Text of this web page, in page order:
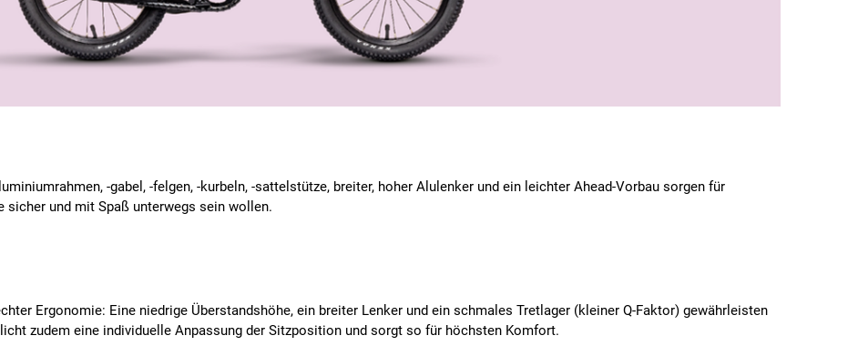
-gabel, -felgen, -kurbeln, -sattelstütze, breiter, hoher Alulenker und ein leichter Ahead-Vorbau sorgen für
sicher und mit Spaß unterwegs sein wollen.
Ergonomie: Eine niedrige Überstandshöhe, ein breiter Lenker und ein schmales Tretlager (kleiner Q-Faktor) gewährleisten
zudem eine individuelle Anpassung der Sitzposition und sorgt so für höchsten Komfort.